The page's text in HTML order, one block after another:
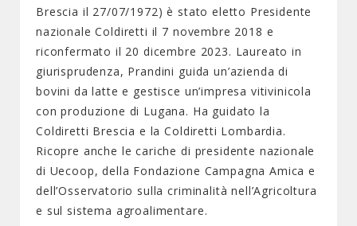
Brescia il 27/07/1972) è stato eletto Presidente
nazionale Coldiretti il 7 novembre 2018 e
riconfermato il 20 dicembre 2023. Laureato in
giurisprudenza, Prandini guida un’azienda di
bovini da latte e gestisce un’impresa vitivinicola
con produzione di Lugana. Ha guidato la
Coldiretti Brescia e la Coldiretti Lombardia.
Ricopre anche le cariche di presidente nazionale
di Uecoop, della Fondazione Campagna Amica e
dell’Osservatorio sulla criminalità nell’Agricoltura
e sul sistema agroalimentare.